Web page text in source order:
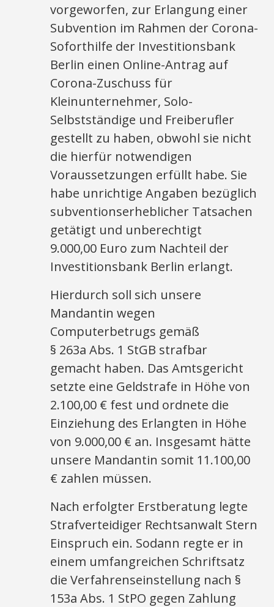
vorgeworfen, zur Erlangung einer
Subvention im Rahmen der Corona-
Soforthilfe der Investitionsbank
Berlin einen Online-Antrag auf
Corona-Zuschuss für
Kleinunternehmer, Solo-
Selbstständige und Freiberufler
gestellt zu haben, obwohl sie nicht
die hierfür notwendigen
Voraussetzungen erfüllt habe. Sie
habe unrichtige Angaben bezüglich
subventionserheblicher Tatsachen
getätigt und unberechtigt
9.000,00 Euro zum Nachteil der
Investitionsbank Berlin erlangt.
Hierdurch soll sich unsere
Mandantin wegen
Computerbetrugs gemäß
§ 263a Abs. 1 StGB strafbar
gemacht haben. Das Amtsgericht
setzte eine Geldstrafe in Höhe von
2.100,00 € fest und ordnete die
Einziehung des Erlangten in Höhe
von 9.000,00 € an. Insgesamt hätte
unsere Mandantin somit 11.100,00
€ zahlen müssen.
Nach erfolgter Erstberatung legte
Strafverteidiger Rechtsanwalt Stern
Einspruch ein. Sodann regte er in
einem umfangreichen Schriftsatz
die Verfahrenseinstellung nach §
153a Abs. 1 StPO gegen Zahlung